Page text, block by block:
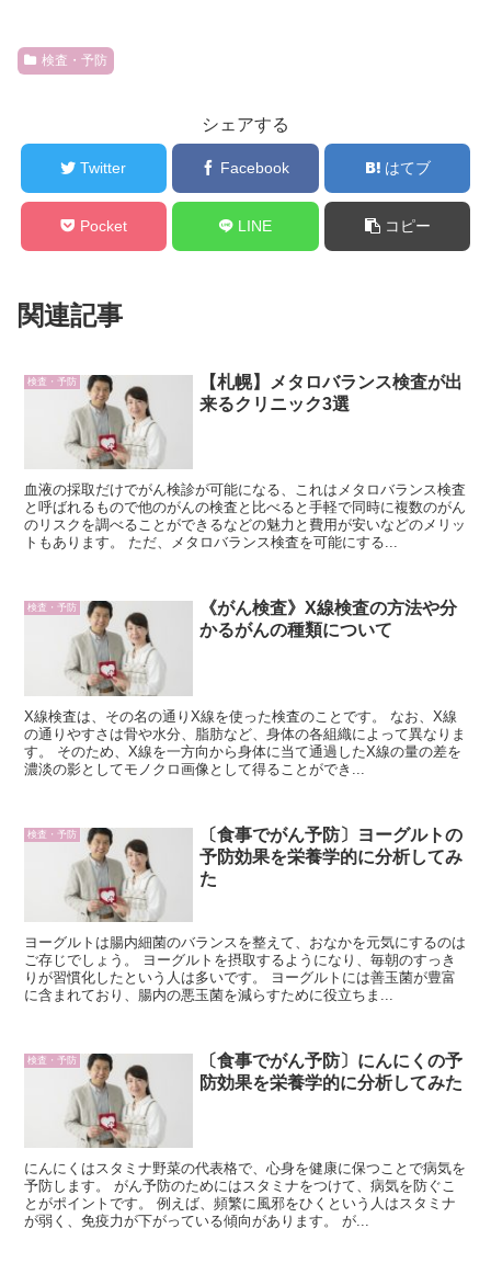
検査・予防
シェアする
Twitter Facebook はてブ
Pocket LINE コピー
関連記事
検査・予防
【札幌】メタロバランス検査が出
来るクリニック3選
血液の採取だけでがん検診が可能になる、これはメタロバランス検査
と呼ばれるもので他のがんの検査と比べると手軽で同時に複数のがん
のリスクを調べることができるなどの魅力と費用が安いなどのメリッ
トもあります。 ただ、メタロバランス検査を可能にする...
検査・予防
《がん検査》X線検査の方法や分
かるがんの種類について
X線検査は、その名の通りX線を使った検査のことです。 なお、X線
の通りやすさは骨や水分、脂肪など、身体の各組織によって異なりま
す。 そのため、X線を一方向から身体に当て通過したX線の量の差を
濃淡の影としてモノクロ画像として得ることができ...
検査・予防
〔食事でがん予防〕ヨーグルトの
予防効果を栄養学的に分析してみ
た
ヨーグルトは腸内細菌のバランスを整えて、おなかを元気にするのは
ご存じでしょう。 ヨーグルトを摂取するようになり、毎朝のすっき
りが習慣化したという人は多いです。 ヨーグルトには善玉菌が豊富
に含まれており、腸内の悪玉菌を減らすために役立ちま...
検査・予防
〔食事でがん予防〕にんにくの予
防効果を栄養学的に分析してみた
にんにくはスタミナ野菜の代表格で、心身を健康に保つことで病気を
予防します。 がん予防のためにはスタミナをつけて、病気を防ぐこ
とがポイントです。 例えば、頻繁に風邪をひくという人はスタミナ
が弱く、免疫力が下がっている傾向があります。 が...